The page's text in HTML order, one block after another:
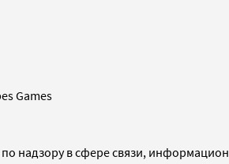
Games
надзору в сфере связи,